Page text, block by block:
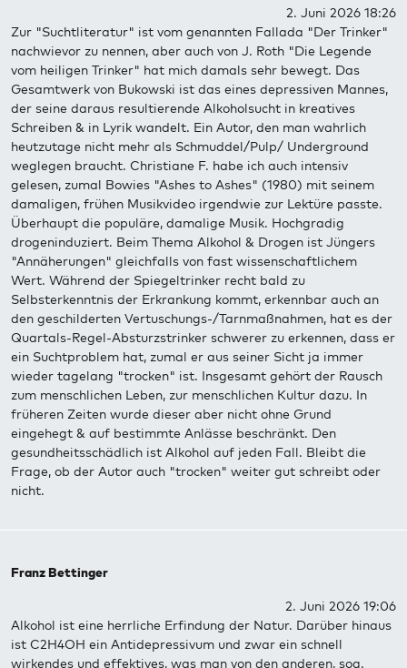
2. Juni 2026 18:26
Zur "Suchtliteratur" ist vom genannten Fallada "Der Trinker"
nachwievor zu nennen, aber auch von J. Roth "Die Legende
vom heiligen Trinker" hat mich damals sehr bewegt. Das
Gesamtwerk von Bukowski ist das eines depressiven Mannes,
der seine daraus resultierende Alkoholsucht in kreatives
Schreiben & in Lyrik wandelt. Ein Autor, den man wahrlich
heutzutage nicht mehr als Schmuddel/Pulp/ Underground
weglegen braucht. Christiane F. habe ich auch intensiv
gelesen, zumal Bowies "Ashes to Ashes" (1980) mit seinem
damaligen, frühen Musikvideo irgendwie zur Lektüre passte.
Überhaupt die populäre, damalige Musik. Hochgradig
drogeninduziert. Beim Thema Alkohol & Drogen ist Jüngers
"Annäherungen" gleichfalls von fast wissenschaftlichem
Wert. Während der Spiegeltrinker recht bald zu
Selbsterkenntnis der Erkrankung kommt, erkennbar auch an
den geschilderten Vertuschungs-/Tarnmaßnahmen, hat es der
Quartals-Regel-Absturzstrinker schwerer zu erkennen, dass er
ein Suchtproblem hat, zumal er aus seiner Sicht ja immer
wieder tagelang "trocken" ist. Insgesamt gehört der Rausch
zum menschlichen Leben, zur menschlichen Kultur dazu. In
früheren Zeiten wurde dieser aber nicht ohne Grund
eingehegt & auf bestimmte Anlässe beschränkt. Den
gesundheitsschädlich ist Alkohol auf jeden Fall. Bleibt die
Frage, ob der Autor auch "trocken" weiter gut schreibt oder
nicht.
Franz Bettinger
2. Juni 2026 19:06
Alkohol ist eine herrliche Erfindung der Natur. Darüber hinaus
ist C2H4OH ein Antidepressivum und zwar ein schnell
wirkendes und effektives, was man von den anderen, sog.